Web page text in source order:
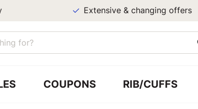
Extensive & changing offers
COUPONS RIB/CUFFS